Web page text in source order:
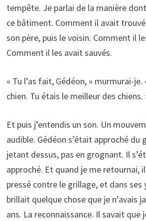
tempête. Je parlai de la manière
ce bâtiment. Comment il avait
son père, puis le voisin. Comment il
Comment il les avait sauvés.
« Tu l’as fait, Gédéon, » murmurai-je.
chien. Tu étais le meilleur des chiens.
Et puis j’entendis un son. Un
audible. Gédéon s’était approché du
jetant dessus, pas en grognant. Il
approché. Et quand je me retournai,
pressé contre le grillage, et dans ses
brillait quelque chose que je n’avais
ans. La reconnaissance. Il savait que